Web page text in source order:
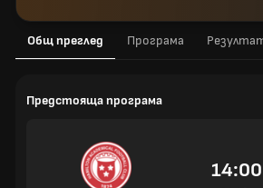
Общ преглед Програма
Предстояща програма
14:00